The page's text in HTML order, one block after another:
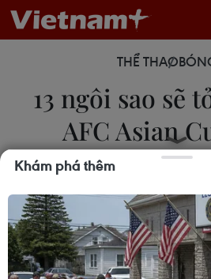
THỂ THAO
13 ngôi sao sẽ
AFC Asian
Trang tin thể thao quốc tế
thủ được đánh giá sẽ tỏa
của bóng đá
Khám phá thêm